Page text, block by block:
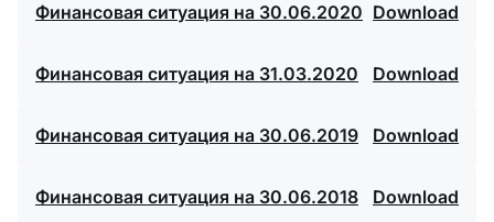
Финансовая ситуация на 30.06.2020 Download
Финансовая ситуация на 31.03.2020 Download
Финансовая ситуация на 30.06.2019 Download
Финансовая ситуация на 30.06.2018 Download